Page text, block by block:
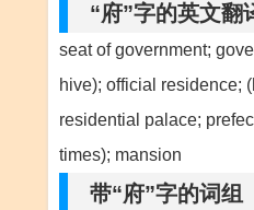
“府”字的英文翻
seat of government;
hive); official residence;
residential palace;
times); mansion
带“府”字的词组